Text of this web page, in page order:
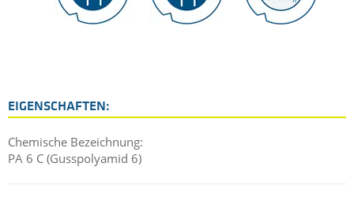
EIGENSCHAFTEN:
Chemische Bezeichnung:
PA 6 C (Gusspolyamid 6)